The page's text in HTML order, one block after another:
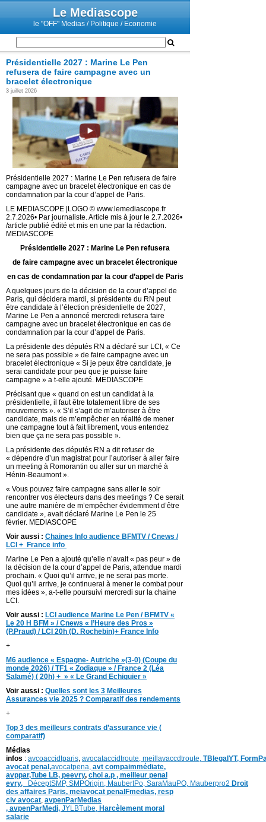
Le Mediascope
le "OFF" Medias / Politique / Economie
Présidentielle 2027 : Marine Le Pen
refusera de faire campagne avec un
bracelet électronique
3 juillet 2026
Présidentielle 2027 : Marine Le Pen refusera de faire
campagne avec un bracelet électronique en cas de
condamnation par la cour d’appel de Paris.
LE MEDIASCOPE |LOGO © www.lemediascope.fr
2.7.2026• Par journaliste. Article mis à jour le 2.7.2026•
/article publié édité et mis en une par la rédaction.
MEDIASCOPE
Présidentielle 2027 : Marine Le Pen refusera
de faire campagne avec un bracelet électronique
en cas de condamnation par la cour d’appel de Paris
A quelques jours de la décision de la cour d’appel de
Paris, qui décidera mardi, si présidente du RN peut
être candidate à l’élection présidentielle de 2027,
Marine Le Pen a annoncé mercredi refusera faire
campagne avec un bracelet électronique en cas de
condamnation par la cour d’appel de Paris.
La présidente des députés RN a déclaré sur LCI, « Ce
ne sera pas possible » de faire campagne avec un
bracelet électronique « Si je peux être candidate, je
serai candidate pour peu que je puisse faire
campagne » a t-elle ajouté. MEDIASCOPE
Précisant que « quand on est un candidat à la
présidentielle, il faut être totalement libre de ses
mouvements ». « S’il s’agit de m’autoriser à être
candidate, mais de m’empêcher en réalité de mener
une campagne tout à fait librement, vous entendez
bien que ça ne sera pas possible ».
La présidente des députés RN a dit refuser de
« dépendre d’un magistrat pour l’autoriser à aller faire
un meeting à Romorantin ou aller sur un marché à
Hénin-Beaumont ».
« Vous pouvez faire campagne sans aller le soir
rencontrer vos électeurs dans des meetings ? Ce serait
une autre manière de m’empêcher évidemment d’être
candidate », avait déclaré Marine Le Pen le 25
février. MEDIASCOPE
Voir aussi : Chaines Info audience BFMTV / Cnews /
LCI + France info
Marine Le Pen a ajouté qu’elle n’avait « pas peur » de
la décision de la cour d’appel de Paris, attendue mardi
prochain. « Quoi qu’il arrive, je ne serai pas morte.
Quoi qu’il arrive, je continuerai à mener le combat pour
mes idées », a-t-elle poursuivi mercredi sur la chaine
LCI.
Voir aussi : LCI audience Marine Le Pen / BFMTV «
Le 20 H BFM » / Cnews « l’Heure des Pros »
(P.Praud) / LCI 20h (D. Rochebin)+ France Info
+
M6 audience « Espagne- Autriche »(3-0) (Coupe du
monde 2026) / TF1 « Zodiaque » / France 2 (Léa
Salamé) ( 20h) + » « Le Grand Echiquier »
Voir aussi : Quelles sont les 3 Meilleures
Assurances vie 2025 ? Comparatif des rendements
+
Top 3 des meilleurs contrats d’assurance vie (
comparatif)
Médias
infos : avcoaccidtparis, avocataccidtroute, meillavaccdtroute, TBlegalYT,
avocat penal,avocatpena, avt compaimmédiate,
avppar,Tube LB, peevry, choi a.p , meilleur penal
evry,
DéceptSMP, SMPOrigin, MaubertPo, SaraMauPO, Mauberpro2 Droit
des affaires Paris, meiavocat penalFmedias, resp
civ avocat, avpenParMedias
, avpenParMedi, JYLBTube, Harcèlement moral
salarie